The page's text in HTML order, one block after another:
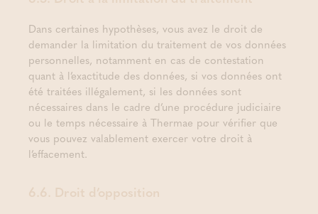
Dans certaines hypothèses, vous avez le droit de
demander la limitation du traitement de vos données
personnelles, notamment en cas de contestation
quant à l’exactitude des données, si vos données ont
été traitées illégalement, si les données sont
nécessaires dans le cadre d’une procédure judiciaire
ou le temps nécessaire à Thermae pour vérifier que
vous pouvez valablement exercer votre droit à
l’effacement.
6.6. Droit d’opposition